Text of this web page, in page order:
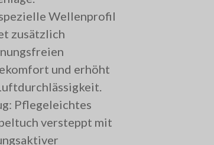
Wellenprofil
zusätzlich
und erhöht
Pflegeleichtes
versteppt mit